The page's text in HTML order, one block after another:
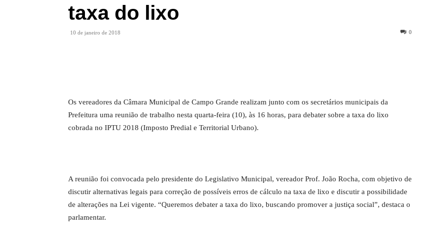
taxa do lixo
10 de janeiro de 2018 0
Os vereadores da Câmara Municipal de Campo Grande realizam junto com os secretários municipais da
Prefeitura uma reunião de trabalho nesta quarta-feira (10), às 16 horas, para debater sobre a taxa do lixo
cobrada no IPTU 2018 (Imposto Predial e Territorial Urbano).
A reunião foi convocada pelo presidente do Legislativo Municipal, vereador Prof. João Rocha, com objetivo de
discutir alternativas legais para correção de possíveis erros de cálculo na taxa de lixo e discutir a possibilidade
de alterações na Lei vigente. “Queremos debater a taxa do lixo, buscando promover a justiça social”, destaca o
parlamentar.